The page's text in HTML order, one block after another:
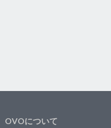
OVOについて